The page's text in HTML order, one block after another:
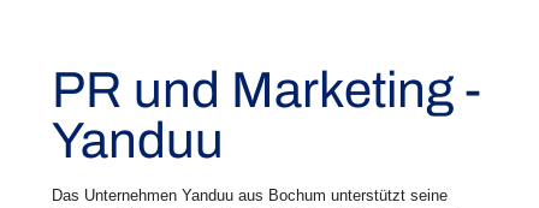
PR und Marketing -
Yanduu
Das Unternehmen Yanduu aus Bochum unterstützt seine